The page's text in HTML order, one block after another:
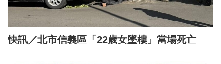
快訊／北市信義區「22歲女墜樓」當場死亡